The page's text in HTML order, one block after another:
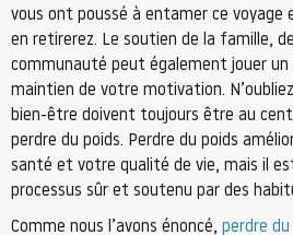
vous ont poussé à entamer ce voyage
en retirerez. Le soutien de la famille,
communauté peut également jouer un
maintien de votre motivation.
bien-être doivent toujours être au
perdre du poids. Perdre du poids
santé et votre qualité de vie, mais il
processus sûr et soutenu par des
Comme nous l’avons énoncé, perdre du